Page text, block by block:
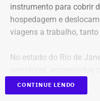
instrumento para cobrir
hospedagem e
viagens a trabalho,
No estado do Rio de
temporários é
46.611/19 e nº 47.961/22.
CONTINUE LENDO